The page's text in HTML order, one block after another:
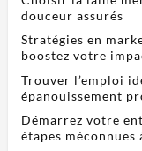
douceur assurés
Stratégies en
boostez votre
Trouver l’emploi
épanouissement
Démarrez votre
étapes